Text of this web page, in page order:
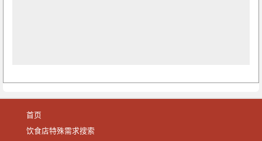
首页
饮食店特殊需求搜索